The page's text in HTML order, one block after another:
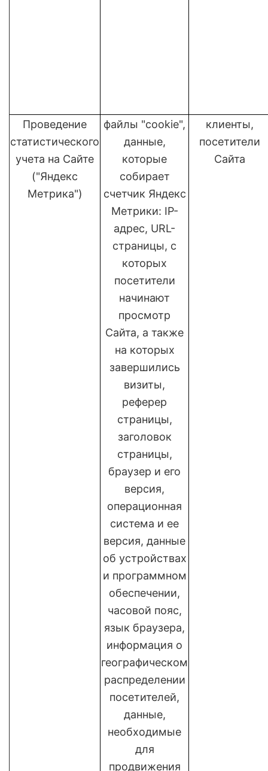
Проведение
статистического
учета на Сайте
("Яндекс
Метрика")
файлы "cookie",
данные,
которые
собирает
счетчик Яндекс
Метрики: IP-
адрес, URL-
страницы, с
которых
посетители
начинают
просмотр
Сайта, а также
на которых
завершились
визиты,
реферер
страницы,
заголовок
страницы,
браузер и его
версия,
операционная
система и ее
версия, данные
об устройствах
и программном
обеспечении,
часовой пояс,
язык браузера,
информация о
географическом
распределении
посетителей,
данные,
необходимые
для
продвижения
клиенты,
посетители
Сайта